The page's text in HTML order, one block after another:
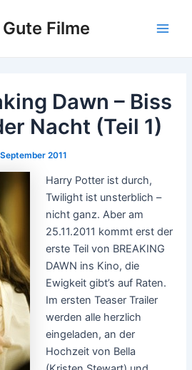
Filme
Dawn – Biss
Nacht (Teil 1)
2011
Harry Potter ist durch,
Twilight ist unsterblich –
nicht ganz. Aber am
25.11.2011 kommt erst der
erste Teil von BREAKING
DAWN ins Kino, die
Ewigkeit gibt’s auf Raten.
Im ersten Teaser Trailer
werden alle herzlich
eingeladen, an der
Hochzeit von Bella